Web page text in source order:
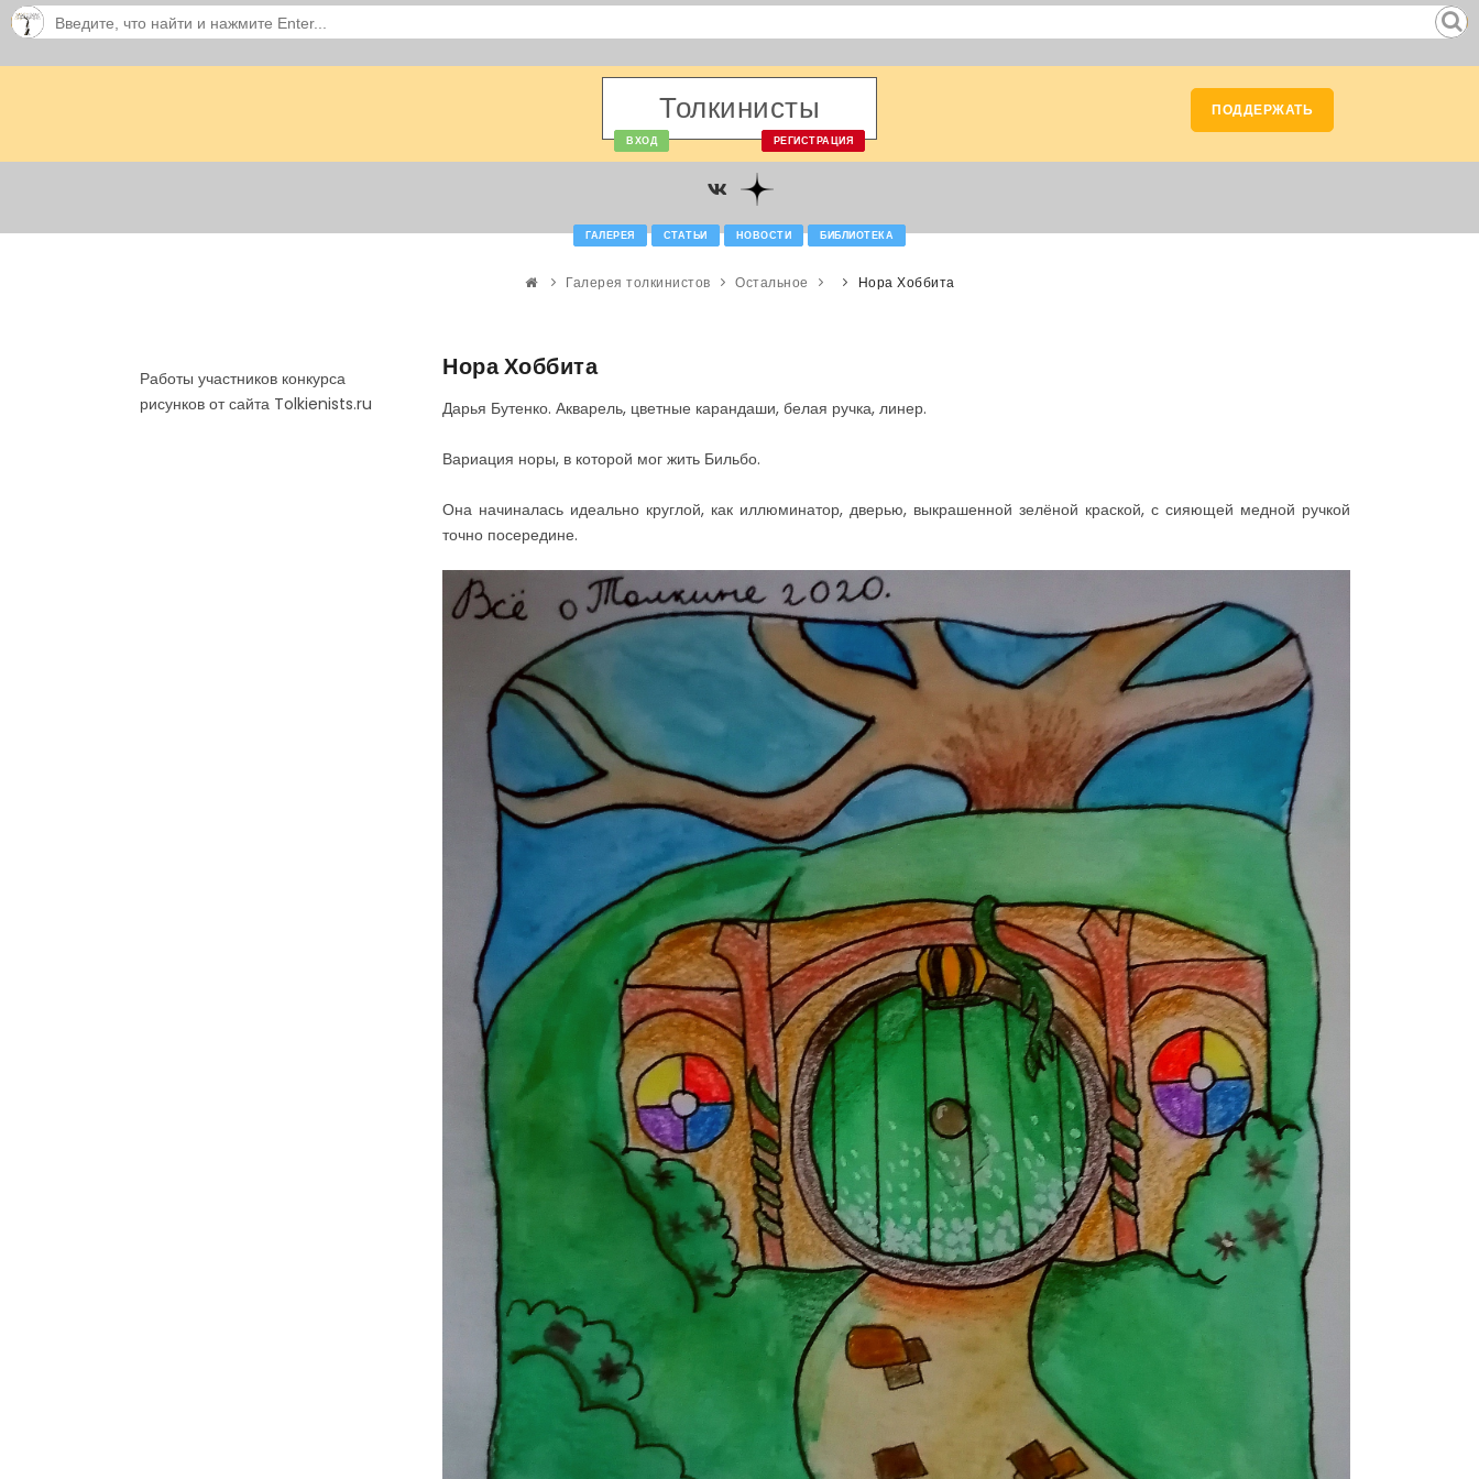
Толкинисты
ВХОД РЕГИСТРАЦИЯ
ПОДДЕРЖАТЬ
ГАЛЕРЕЯ СТАТЬИ НОВОСТИ БИБЛИОТЕКА
Галерея толкинистов Остальное Нора Хоббита
Работы участников конкурса
рисунков от сайта Tolkienists.ru
Нора Хоббита
Дарья Бутенко. Акварель, цветные карандаши, белая ручка, линер.
Вариация норы, в которой мог жить Бильбо.
Она начиналась идеально круглой, как иллюминатор, дверью, выкрашенной зелёной краской, с сияющей медной ручкой
точно посередине.